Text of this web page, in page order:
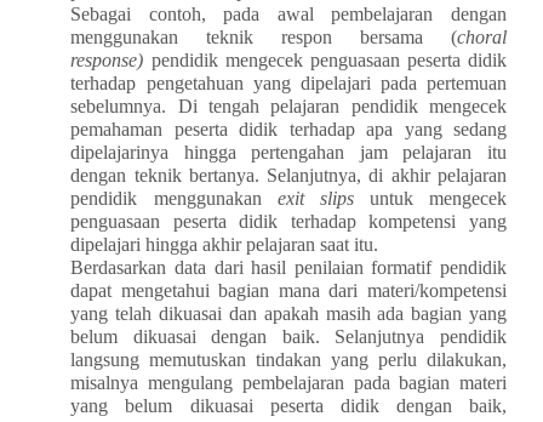
Sebagai contoh, pada awal pembelajaran dengan
menggunakan teknik respon bersama (choral
response) pendidik mengecek penguasaan peserta didik
terhadap pengetahuan yang dipelajari pada pertemuan
sebelumnya. Di tengah pelajaran pendidik mengecek
pemahaman peserta didik terhadap apa yang sedang
dipelajarinya hingga pertengahan jam pelajaran itu
dengan teknik bertanya. Selanjutnya, di akhir pelajaran
pendidik menggunakan exit slips untuk mengecek
penguasaan peserta didik terhadap kompetensi yang
dipelajari hingga akhir pelajaran saat itu.
Berdasarkan data dari hasil penilaian formatif pendidik
dapat mengetahui bagian mana dari materi/kompetensi
yang telah dikuasai dan apakah masih ada bagian yang
belum dikuasai dengan baik. Selanjutnya pendidik
langsung memutuskan tindakan yang perlu dilakukan,
misalnya mengulang pembelajaran pada bagian materi
yang belum dikuasai peserta didik dengan baik,